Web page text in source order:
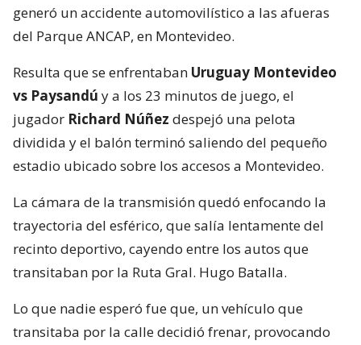
generó un accidente automovilístico a las afueras
del Parque ANCAP, en Montevideo.
Resulta que se enfrentaban Uruguay Montevideo
vs Paysandú y a los 23 minutos de juego, el
jugador Richard Núñez despejó una pelota
dividida y el balón terminó saliendo del pequeño
estadio ubicado sobre los accesos a Montevideo.
La cámara de la transmisión quedó enfocando la
trayectoria del esférico, que salía lentamente del
recinto deportivo, cayendo entre los autos que
transitaban por la Ruta Gral. Hugo Batalla.
Lo que nadie esperó fue que, un vehículo que
transitaba por la calle decidió frenar, provocando